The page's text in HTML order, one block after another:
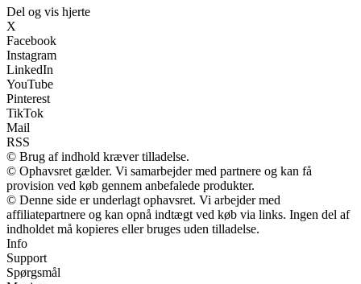
Del og vis hjerte
X
Facebook
Instagram
LinkedIn
YouTube
Pinterest
TikTok
Mail
RSS
© Brug af indhold kræver tilladelse.
© Ophavsret gælder. Vi samarbejder med partnere og kan få
provision ved køb gennem anbefalede produkter.
© Denne side er underlagt ophavsret. Vi arbejder med
affiliatepartnere og kan opnå indtægt ved køb via links. Ingen del af
indholdet må kopieres eller bruges uden tilladelse.
Info
Support
Spørgsmål